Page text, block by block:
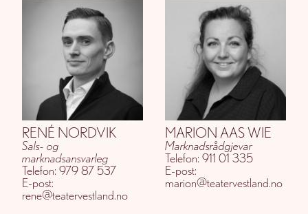
RENÉ NORDVIK
Sals- og
marknadsansvarleg
Telefon: 979 87 537
E-post:
rene@teatervestland.no
MARION AAS WIE
Marknadsrådgjevar
Telefon: 911 01 335
E-post:
marion@teatervestland.no